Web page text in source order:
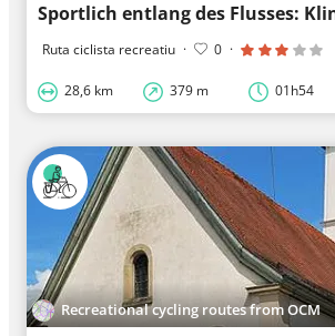
Sportlich entlang des Flusses:
Ruta ciclista recreatiu · 0 ·
28,6 km 379 m 01h54
Recreational cycling routes from OCM